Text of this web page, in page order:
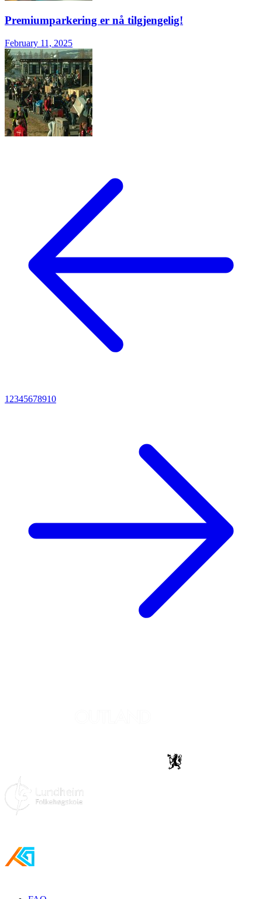
Premiumparkering er nå tilgjengelig!
February 11, 2025
1 2345678910